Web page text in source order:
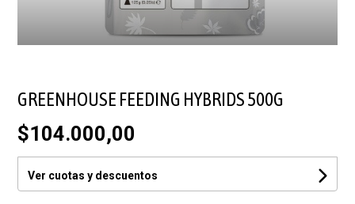
GREENHOUSE FEEDING HYBRIDS 500G
$104.000,00
Ver cuotas y descuentos